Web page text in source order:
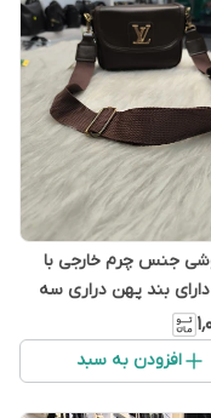
جنس چرم خارجی با
بند پهن دراری سه
افزودن به سبد